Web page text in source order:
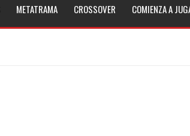
METATRAMA CROSSOVER COMIENZA A